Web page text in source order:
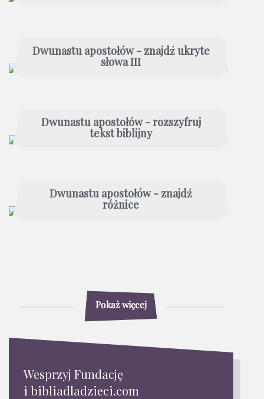
Dwunastu apostołów - znajdź ukryte
słowa III
Dwunastu apostołów - rozszyfruj
tekst biblijny
Dwunastu apostołów - znajdź
różnice
Pokaż więcej
Wesprzyj Fundację
i bibliadladzieci.com